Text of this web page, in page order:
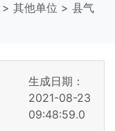
> 其他单位 > 县气
生成日期：
2021-08-23
09:48:59.0